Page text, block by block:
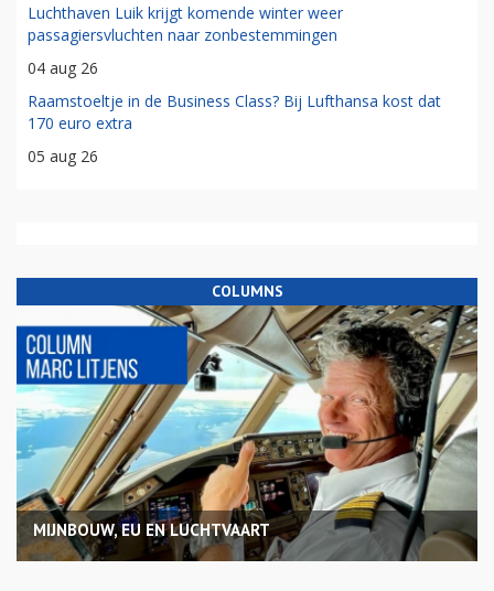
Luchthaven Luik krijgt komende winter weer
passagiersvluchten naar zonbestemmingen
04 aug 26
Raamstoeltje in de Business Class? Bij Lufthansa kost dat
170 euro extra
05 aug 26
COLUMNS
MIJNBOUW, EU EN LUCHTVAART